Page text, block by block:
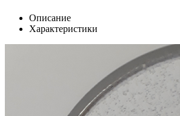
Описание
Характеристики